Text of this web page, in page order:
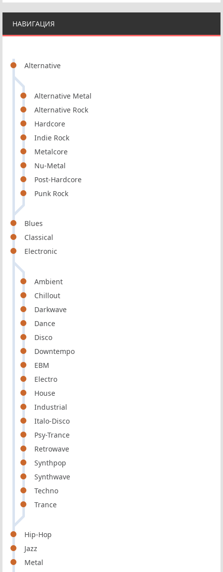
НАВИГАЦИЯ
Alternative
Alternative Metal
Alternative Rock
Hardcore
Indie Rock
Metalcore
Nu-Metal
Post-Hardcore
Punk Rock
Blues
Classical
Electronic
Ambient
Chillout
Darkwave
Dance
Disco
Downtempo
EBM
Electro
House
Industrial
Italo-Disco
Psy-Trance
Retrowave
Synthpop
Synthwave
Techno
Trance
Hip-Hop
Jazz
Metal